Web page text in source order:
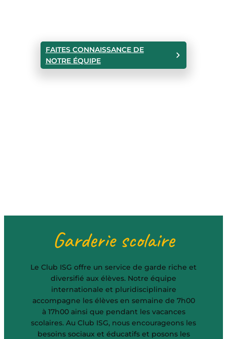
FAITES CONNAISSANCE DE
NOTRE ÉQUIPE
Garderie scolaire
Le Club ISG offre un service de garde riche et
diversifié aux élèves. Notre équipe
internationale et pluridisciplinaire
accompagne les élèves en semaine de 7h00
à 17h00 ainsi que pendant les vacances
scolaires. Au Club ISG, nous encourageons les
besoins sociaux et éducatifs et posons les